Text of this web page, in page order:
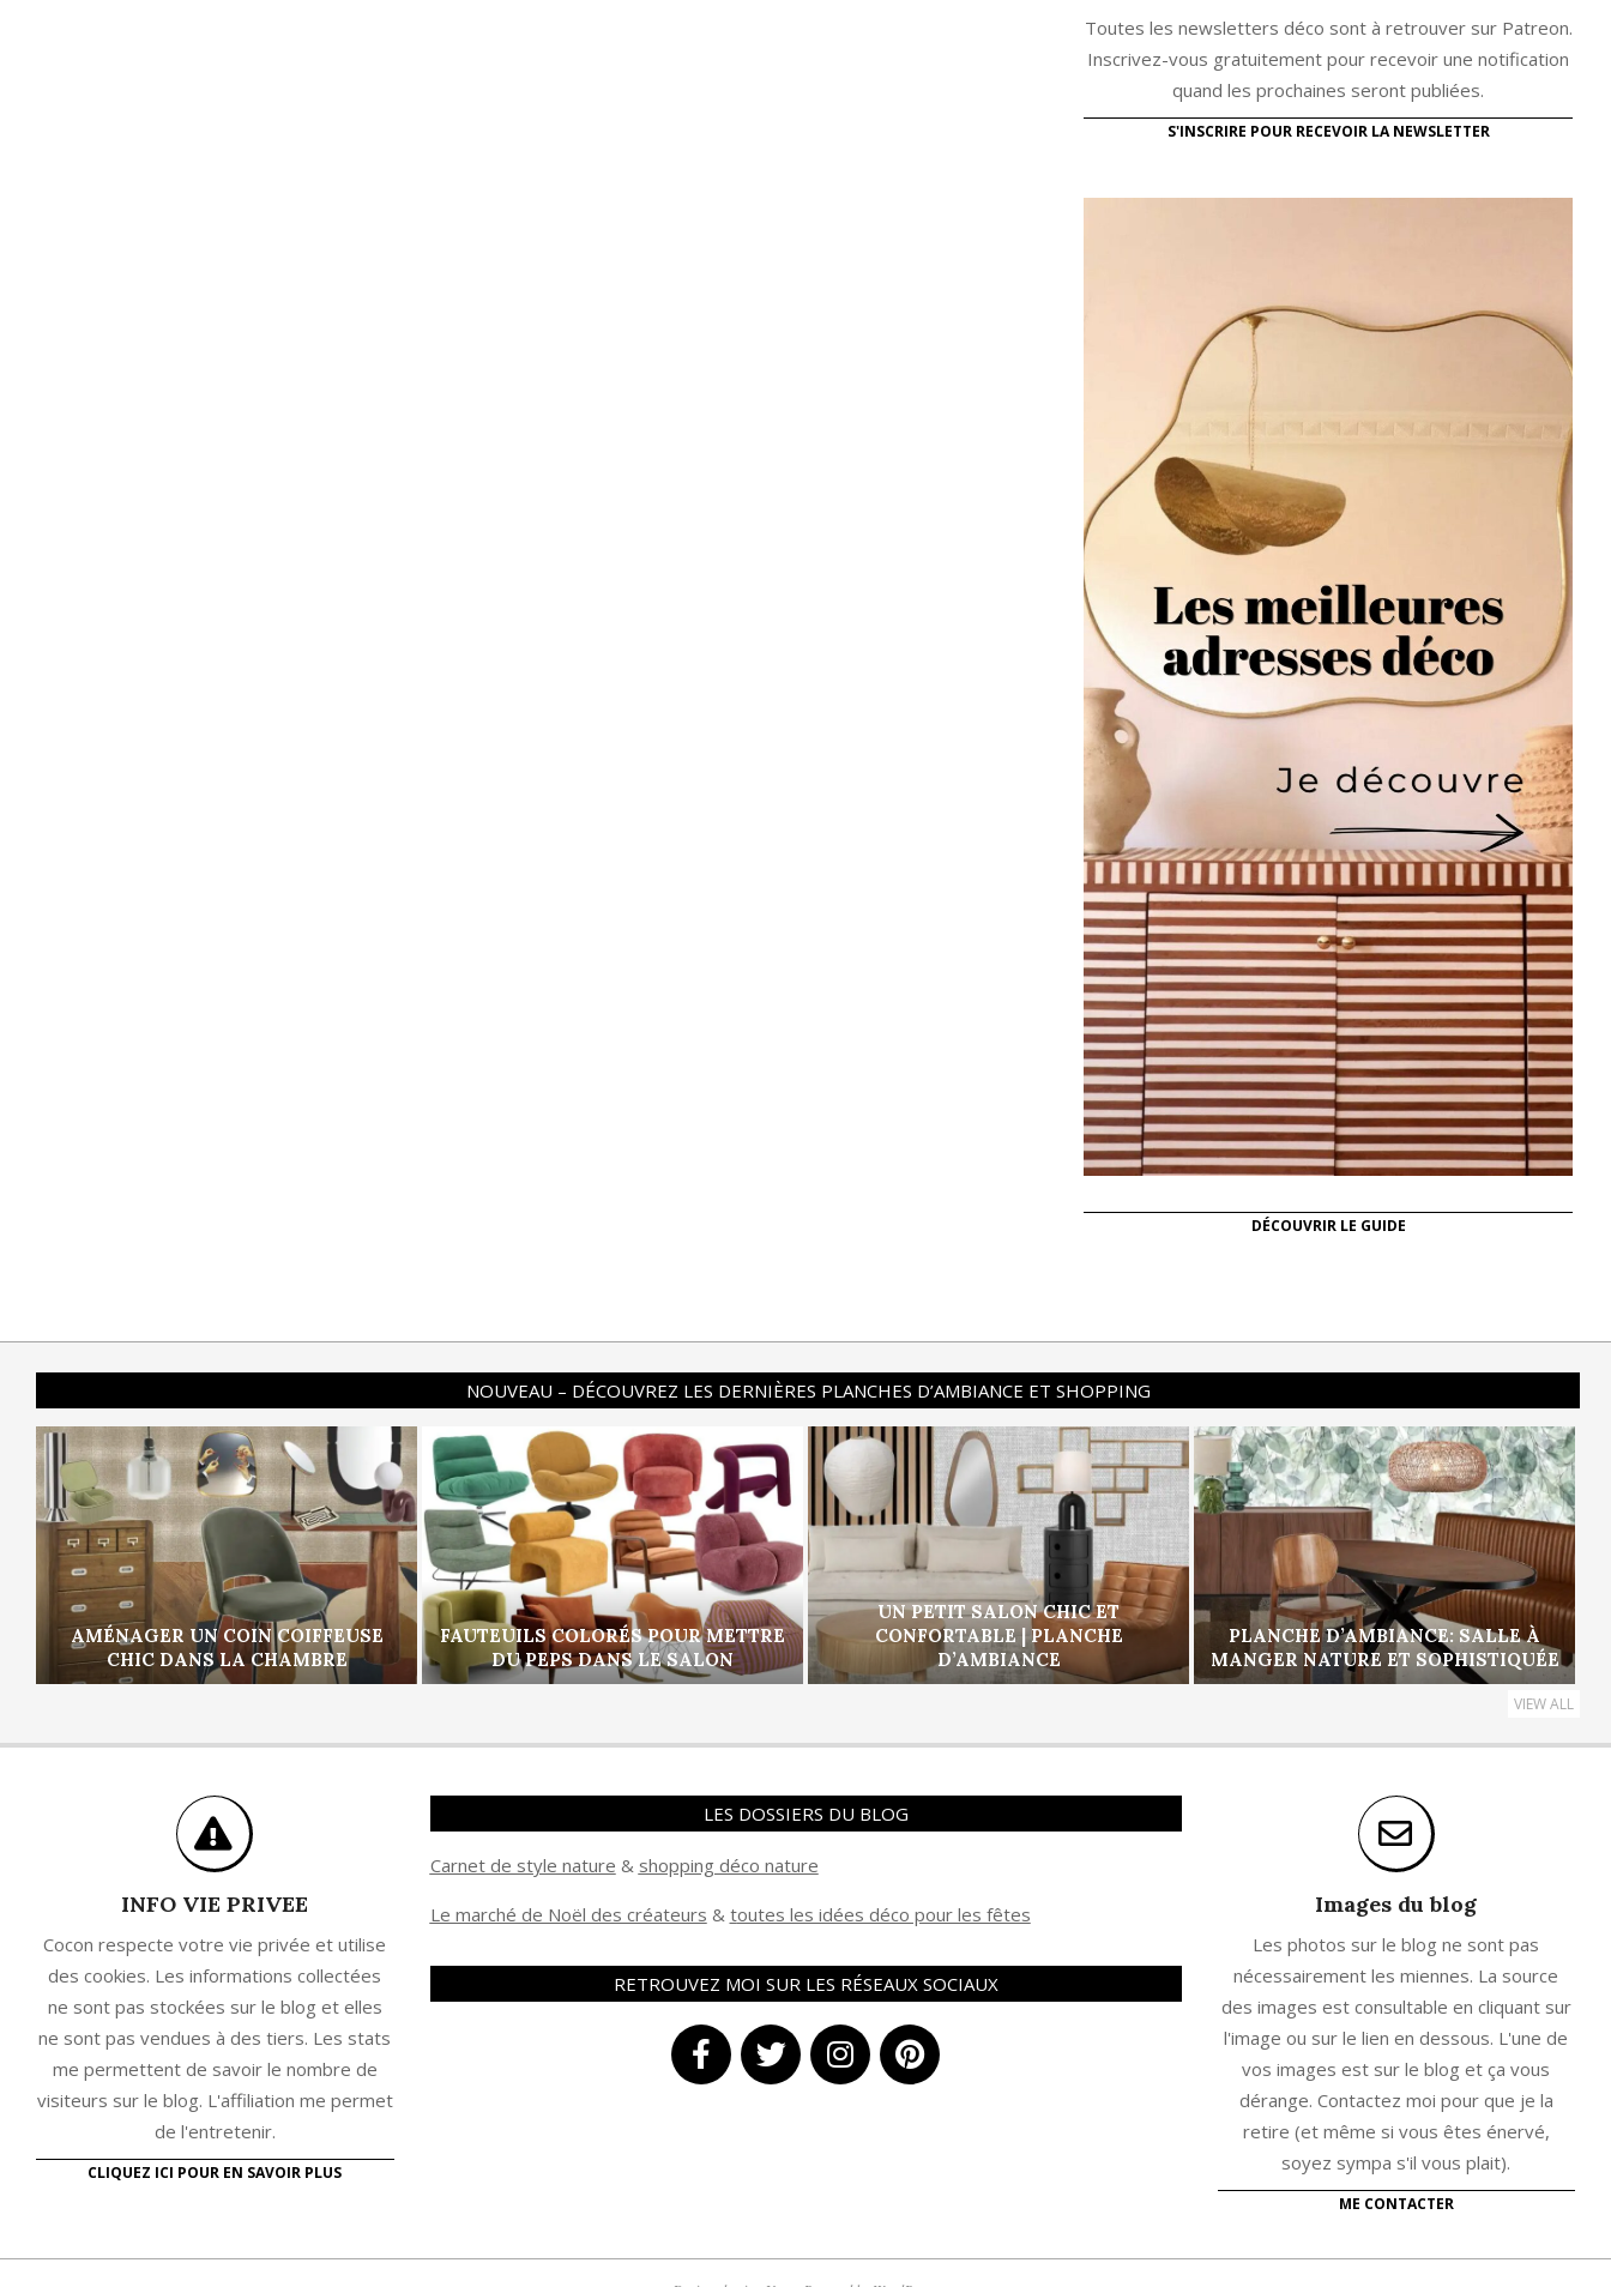
Toutes les newsletters déco sont à retrouver sur Patreon.
Inscrivez-vous gratuitement pour recevoir une notification
quand les prochaines seront publiées.
S'INSCRIRE POUR RECEVOIR LA NEWSLETTER
DÉCOUVRIR LE GUIDE
NOUVEAU – DÉCOUVREZ LES DERNIÈRES PLANCHES D’AMBIANCE ET SHOPPING
AMÉNAGER UN COIN COIFFEUSE
CHIC DANS LA CHAMBRE
FAUTEUILS COLORÉS POUR METTRE
DU PEPS DANS LE SALON
UN PETIT SALON CHIC ET
CONFORTABLE | PLANCHE
D’AMBIANCE
PLANCHE D’AMBIANCE: SALLE À
MANGER NATURE ET SOPHISTIQUÉE
VIEW ALL
INFO VIE PRIVEE
Cocon respecte votre vie privée et utilise
des cookies. Les informations collectées
ne sont pas stockées sur le blog et elles
ne sont pas vendues à des tiers. Les stats
me permettent de savoir le nombre de
visiteurs sur le blog. L'affiliation me permet
de l'entretenir.
CLIQUEZ ICI POUR EN SAVOIR PLUS
LES DOSSIERS DU BLOG
Carnet de style nature & shopping déco nature
Le marché de Noël des créateurs & toutes les idées déco pour les fêtes
RETROUVEZ MOI SUR LES RÉSEAUX SOCIAUX
Images du blog
Les photos sur le blog ne sont pas
nécessairement les miennes. La source
des images est consultable en cliquant sur
l'image ou sur le lien en dessous. L'une de
vos images est sur le blog et ça vous
dérange. Contactez moi pour que je la
retire (et même si vous êtes énervé,
soyez sympa s'il vous plait).
ME CONTACTER